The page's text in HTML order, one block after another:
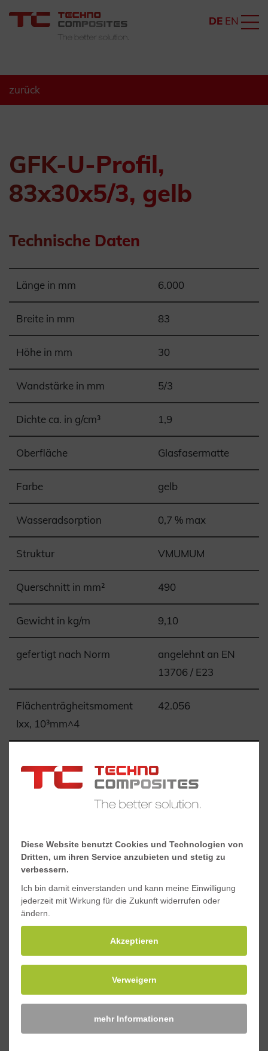
DE EN
zurück
GFK-U-Profil,
83x30x5/3, gelb
Technische Daten
Länge in mm 6.000
Breite in mm 83
Höhe in mm 30
Wandstärke in mm 5/3
Dichte ca. in g/cm³ 1,9
Oberfläche Glasfasermatte
Farbe gelb
Wasseradsorption 0,7 % max
Struktur VMUMUM
Querschnitt in mm² 490
Gewicht in kg/m 9,10
gefertigt nach Norm
angelehnt an EN
13706 / E23
Flächenträgheitsmoment
Ixx, 10³mm^4
42.056
Iyy, 10³mm^4
Torsionskonstante J,
-
Schwerpunkt y, mm 20,5
Schwerpunkt x, mm 41,5
Materialeigenschaften Standard-GFK-Profile
Sicherheitsdatenblatt Standard-GFK-Profile
Diese Website benutzt Cookies und Technologien von
Dritten, um ihren Service anzubieten und stetig zu
verbessern.
Ich bin damit einverstanden und kann meine Einwilligung
jederzeit mit Wirkung für die Zukunft widerrufen oder
ändern.
Akzeptieren
Verweigern
mehr Informationen